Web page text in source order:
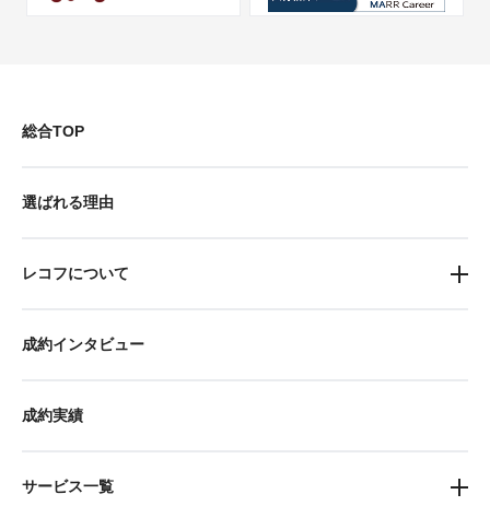
総合TOP
選ばれる理由
レコフについて
成約インタビュー
成約実績
サービス一覧